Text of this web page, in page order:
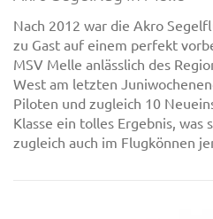
Nach 2012 war die Akro
zu Gast auf einem perfekt
MSV Melle anlässlich des
West am letzten
Piloten und zugleich 10
Klasse ein tolles Ergebnis, was
zugleich auch im Flugkönnen